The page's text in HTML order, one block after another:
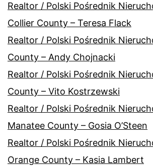
Realtor / Polski Pośrednik
Collier County – Teresa Flack
Realtor / Polski Pośrednik
County – Andy Chojnacki
Realtor / Polski Pośrednik
County – Vito Kostrzewski
Realtor / Polski Pośrednik
Manatee County – Gosia O’Steen
Realtor / Polski Pośrednik
Orange County – Kasia Lambert